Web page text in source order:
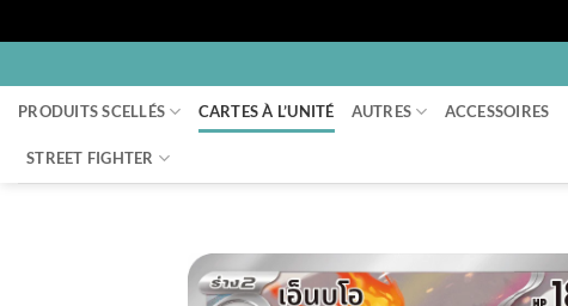
au
contenu
PRODUITS SCELLÉS CARTES À L’UNITÉ AUTRES ACCESSOIRES
STREET FIGHTER